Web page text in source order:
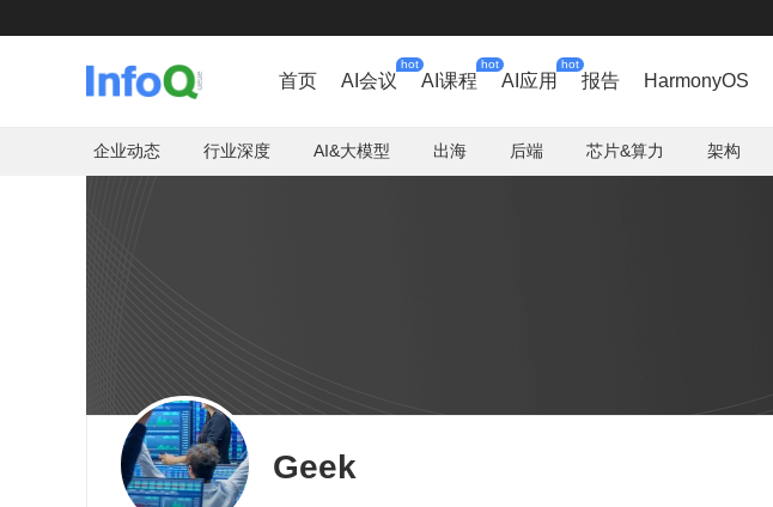
首页 AI会议
hot
AI课程
hot
AI应用
hot
报告 HarmonyOS
企业动态 行业深度 AI&大模型 出海 后端 芯片&算力 架构
Geek